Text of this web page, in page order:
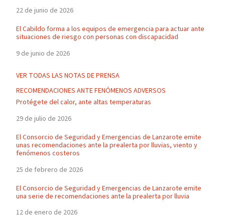
22 de junio de 2026
El Cabildo forma a los equipos de emergencia para actuar ante
situaciones de riesgo con personas con discapacidad
9 de junio de 2026
VER TODAS LAS NOTAS DE PRENSA
RECOMENDACIONES ANTE FENÓMENOS ADVERSOS
Protégete del calor, ante altas temperaturas
29 de julio de 2026
El Consorcio de Seguridad y Emergencias de Lanzarote emite
unas recomendaciones ante la prealerta por lluvias, viento y
fenómenos costeros
25 de febrero de 2026
El Consorcio de Seguridad y Emergencias de Lanzarote emite
una serie de recomendaciones ante la prealerta por lluvia
12 de enero de 2026